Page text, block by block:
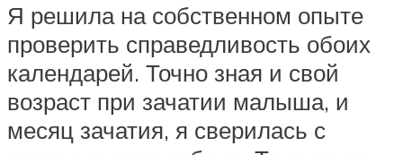
Я решила на собственном опыте
проверить справедливость обоих
календарей. Точно зная и свой
возраст при зачатии малыша, и
месяц зачатия, я сверилась с